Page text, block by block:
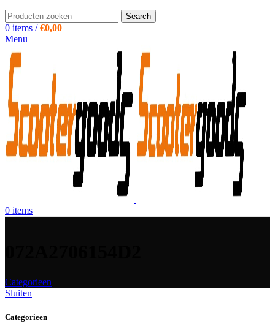
Search
0 items / €0,00
Menu
0 items
Categorieen
Sluiten
Categorieen